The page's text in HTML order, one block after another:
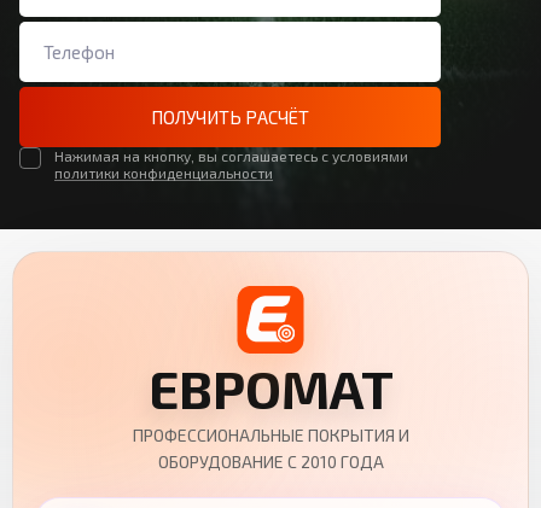
ПОЛУЧИТЬ РАСЧЁТ
Нажимая на кнопку, вы соглашаетесь с условиями
политики конфиденциальности
ЕВРОМАТ
ПРОФЕССИОНАЛЬНЫЕ ПОКРЫТИЯ И
ОБОРУДОВАНИЕ С 2010 ГОДА